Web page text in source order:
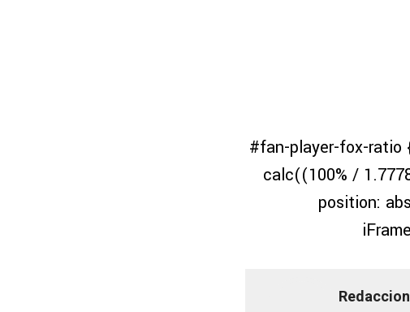
#fan-player-fox-ratio
calc((100% /
position: